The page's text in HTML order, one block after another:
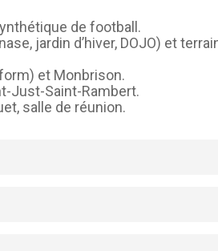
de football.
jardin d’hiver, DOJO) et
et Monbrison.
Just-Saint-Rambert.
salle de réunion.